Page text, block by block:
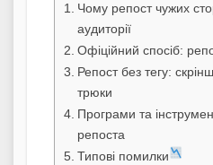
Чому репост чужих
аудиторії
Офіційний спосіб:
Репост без тегу:
трюки
Програми та
репоста
Типові помилки